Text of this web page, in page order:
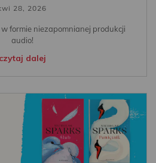
28, 2026
w formie niezapomnianej produkcji
audio!
czytaj dalej